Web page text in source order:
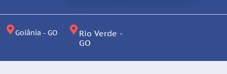
Goiânia - GO
Rio Verde -
GO